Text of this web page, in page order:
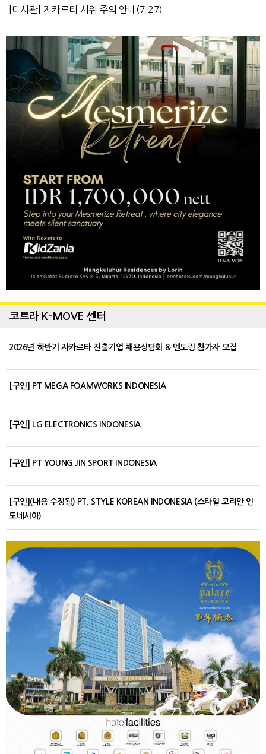
[대사관] 자카르타 시위 주의 안내(7.27)
코트라 K-MOVE 센터
2026년 하반기 자카르타 진출기업 채용상담회 & 멘토링 참가자 모집
[구인] PT MEGA FOAMWORKS INDONESIA
[구인] LG ELECTRONICS INDONESIA
[구인] PT YOUNG JIN SPORT INDONESIA
[구인](내용 수정됨) PT. STYLE KOREAN INDONESIA (스타일 코리안 인
도네시아)